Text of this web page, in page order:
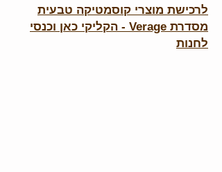
לרכישת מוצרי קוסמטיקה טבעית
מסדרת Verage - הקליקי כאן וכנסי
לחנות